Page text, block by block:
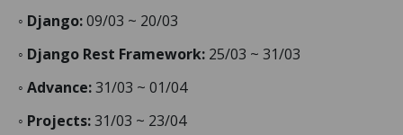
◦ Django:09/03 ~ 20/03
◦ Django Rest Framework: 25/03 ~ 31/03
◦ Advance:31/03 ~ 01/04
◦ Projects:31/03 ~ 23/04